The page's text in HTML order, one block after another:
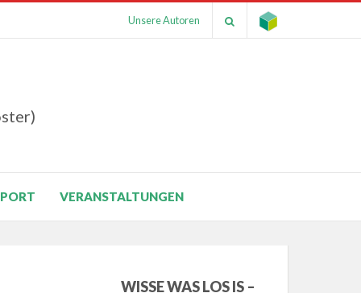
Unsere Autoren
VERANSTALTUNGEN
WISSE WAS LOS IS –